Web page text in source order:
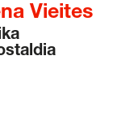
Vieites